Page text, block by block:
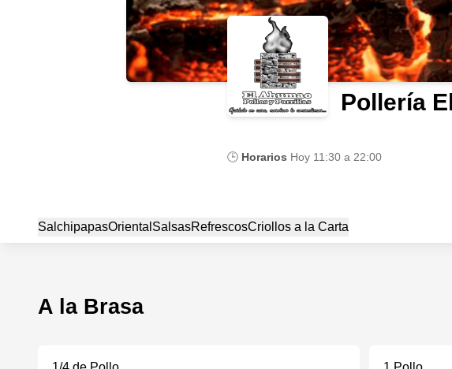
Pollería
🕒 Horarios Hoy 11:30 a 22:00
SalchipapasOriental SalsasRefrescosCriollos a la Carta
A la Brasa